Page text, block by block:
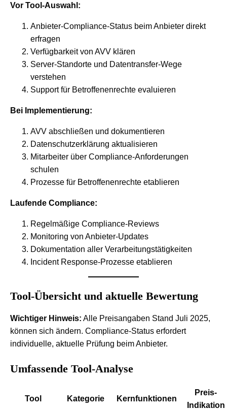
Vor Tool-Auswahl:
Anbieter-Compliance-Status beim Anbieter direkt
erfragen
Verfügbarkeit von AVV klären
Server-Standorte und Datentransfer-Wege
verstehen
Support für Betroffenenrechte evaluieren
Bei Implementierung:
AVV abschließen und dokumentieren
Datenschutzerklärung aktualisieren
Mitarbeiter über Compliance-Anforderungen
schulen
Prozesse für Betroffenenrechte etablieren
Laufende Compliance:
Regelmäßige Compliance-Reviews
Monitoring von Anbieter-Updates
Dokumentation aller Verarbeitungstätigkeiten
Incident Response-Prozesse etablieren
Tool-Übersicht und aktuelle Bewertung
Wichtiger Hinweis: Alle Preisangaben Stand Juli 2025,
können sich ändern. Compliance-Status erfordert
individuelle, aktuelle Prüfung beim Anbieter.
Umfassende Tool-Analyse
Tool Kategorie Kernfunktionen
Preis-
Indikation